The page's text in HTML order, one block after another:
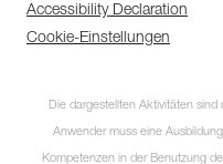
Accessibility Declaration
Cookie-Einstellungen
Die dargestellten Aktivitäten
Anwender muss eine
Kompetenzen in der Benutzung